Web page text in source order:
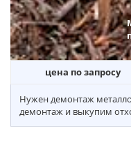
цена по запросу
Нужен демонтаж
демонтаж и выкупим